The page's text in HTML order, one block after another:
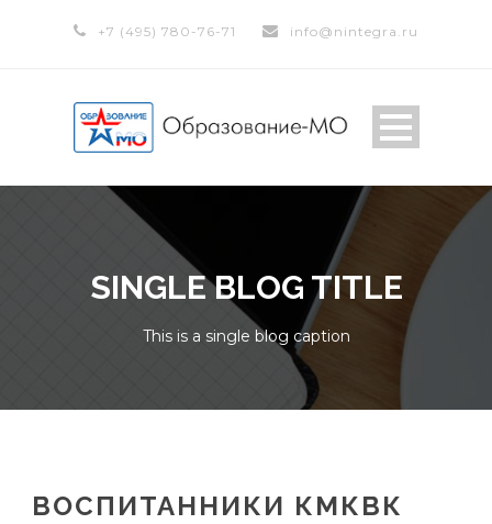
+7 (495) 780-76-71 info@nintegra.ru
SINGLE BLOG TITLE
This is a single blog caption
ВОСПИТАННИКИ КМКВК